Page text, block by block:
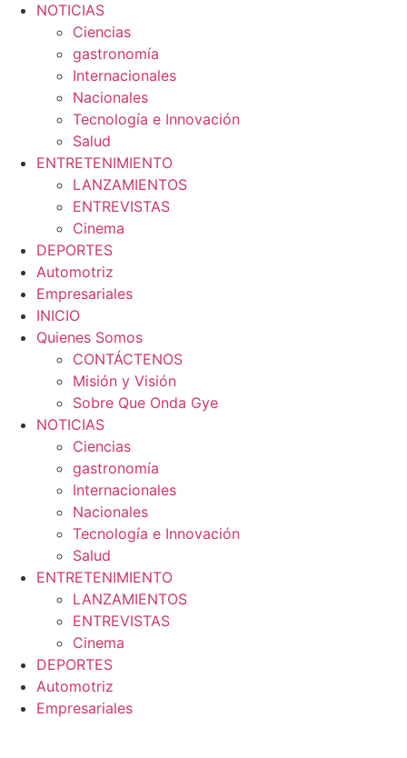
NOTICIAS
Ciencias
gastronomía
Internacionales
Nacionales
Tecnología e Innovación
Salud
ENTRETENIMIENTO
LANZAMIENTOS
ENTREVISTAS
Cinema
DEPORTES
Automotriz
Empresariales
INICIO
Quienes Somos
CONTÁCTENOS
Misión y Visión
Sobre Que Onda Gye
NOTICIAS
Ciencias
gastronomía
Internacionales
Nacionales
Tecnología e Innovación
Salud
ENTRETENIMIENTO
LANZAMIENTOS
ENTREVISTAS
Cinema
DEPORTES
Automotriz
Empresariales